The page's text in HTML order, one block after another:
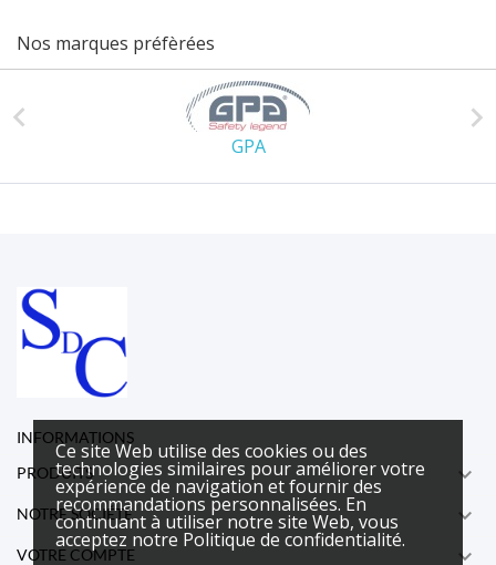
Ce site Web utilise des cookies ou des
technologies similaires pour améliorer votre
expérience de navigation et fournir des
recommandations personnalisées. En
continuant à utiliser notre site Web, vous
acceptez notre Politique de confidentialité.
Nos marques préfèrées

GPA

INFORMATIONS
PRODUITS

NOTRE SOCIÉTÉ 
VOTRE COMPTE 